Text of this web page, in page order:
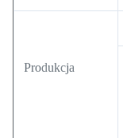
Produkcja